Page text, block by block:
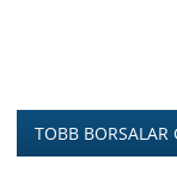
TOBB BORSALAR